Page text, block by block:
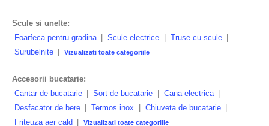
Scule si unelte:
Foarfeca pentru gradina | Scule electrice | Truse cu scule |
Surubelnite | Vizualizati toate categoriile
Accesorii bucatarie:
Cantar de bucatarie
Sort de bucatarie Cana electrica
Desfacator de bere
Termos inox Chiuveta de bucatarie
Friteuza aer cald
Vizualizati toate categoriile